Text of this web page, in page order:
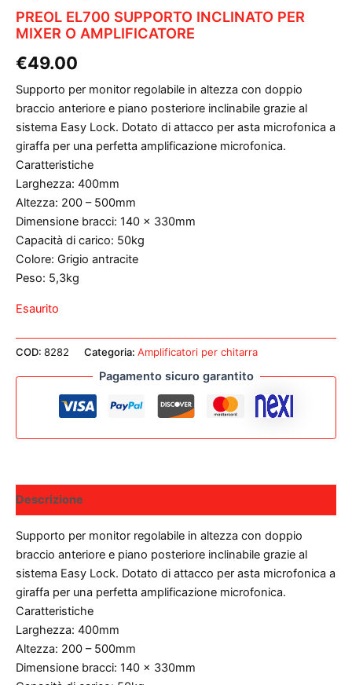
PREOL EL700 SUPPORTO INCLINATO PER
MIXER O AMPLIFICATORE
€49.00
Supporto per monitor regolabile in altezza con doppio
braccio anteriore e piano posteriore inclinabile grazie al
sistema Easy Lock. Dotato di attacco per asta microfonica a
giraffa per una perfetta amplificazione microfonica.
Caratteristiche
Larghezza: 400mm
Altezza: 200 – 500mm
Dimensione bracci: 140 x 330mm
Capacità di carico: 50kg
Colore: Grigio antracite
Peso: 5,3kg
Esaurito
COD: 8282 Categoria: Amplificatori per chitarra
Pagamento sicuro garantito
Descrizione
Supporto per monitor regolabile in altezza con doppio
braccio anteriore e piano posteriore inclinabile grazie al
sistema Easy Lock. Dotato di attacco per asta microfonica a
giraffa per una perfetta amplificazione microfonica.
Caratteristiche
Larghezza: 400mm
Altezza: 200 – 500mm
Dimensione bracci: 140 x 330mm